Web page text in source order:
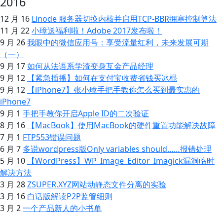
12 月 16 Linode 服务器切换内核并启用TCP-BBR拥塞控制算法
11 月 22小璋送福利啦！Adobe 2017发布啦！
9 月 26我眼中的微信应用号：享受流量红利，未来发展可期
（一）
9 月 17如何从法语系学渣变身互金产品经理
9 月 12
【紧急插播】如何在支付宝收费省钱买冰棍
9 月 12
【iPhone7】张小璋手把手教你怎么买到最实惠的
iPhone7
9 月 1 手把手教你开启Apple ID的二次验证
8 月 16
【MacBook】使用MacBook的硬件重置功能解决故障
7 月 1 FTP553错误问题
6 月 7 多说wordpress版Only variables should……报错处理
5 月 10
【WordPress】WP_Image_Editor_Imagick漏洞临时
解决方法
3 月 28ZSUPER.XYZ网站动静态文件分离的实验
3 月 16 白话版解读P2P监管细则
3 月 2一个产品新人的小书单